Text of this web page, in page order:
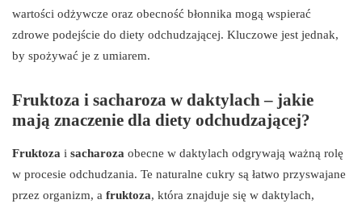
wartości odżywcze oraz obecność błonnika mogą wspierać
zdrowe podejście do diety odchudzającej. Kluczowe jest jednak,
by spożywać je z umiarem.
Fruktoza i sacharoza w daktylach – jakie
mają znaczenie dla diety odchudzającej?
Fruktoza i sacharoza obecne w daktylach odgrywają ważną rolę
w procesie odchudzania. Te naturalne cukry są łatwo przyswajane
przez organizm, a fruktoza, która znajduje się w daktylach,